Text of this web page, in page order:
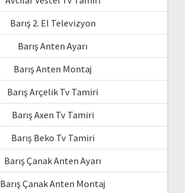
Barış 2. El Televizyon
Barış Anten Ayarı
Barış Anten Montaj
Barış Arçelik Tv Tamiri
Barış Axen Tv Tamiri
Barış Beko Tv Tamiri
Barış Çanak Anten Ayarı
Barış Çanak Anten Montaj